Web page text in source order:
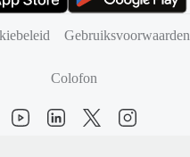
Gebruiksvoorwaarden
Colofon